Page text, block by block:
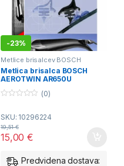
-23%
Metlice brisalcev BOSCH
Aerotwin - spredaj
Metlica brisalca BOSCH
AEROTWIN AR650U
u
t
o
f
(0)
SKU: 10296224
15,00€
19,51€
Predvidena dostava: